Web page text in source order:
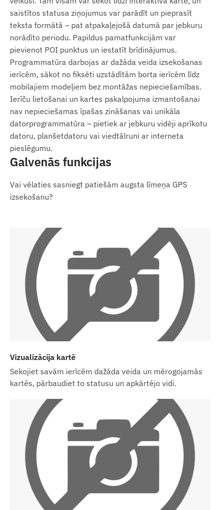
ierašanās noteiktā zonā (POI).
Iepakojuma saturs
TELTONIKA FMC150-E 4G LTE CANBUS GPS
Savienojuma kabelis
Lietošanas pamācība
Lietošanas noteikumi
Ierīces normālai darbībai nepieciešams aktīvs
savienojums ar satelītu pozicionēšanas sistēmām
un mobilo sakaru operatoru tīklu. Tie nodrošina
vai centrālo sistēmu. Ierīce sazinās caur mobilo
Darbības reģions
4G: Eiropa, Tuvie Austrumi, Āzija, Klusā okeāna
reģions
2G: Pasaule
Iegādes iespējas
Ja pērkat tikai ierīci (bez programmatūras
abonementa), mēs to nododam ar rūpnīcas
iestatījumiem. Jums pašiem ir jārūpējas par
darbībai nepieciešamo SIM karti, tās
iestatījumiem un kartes uzturēšanu
(papildināšana, ikgadējā datu saskaņošana).
Ja kopā ar ierīci iegādājaties arī
programmatūras abonementu, bet ne SIM karti,
mēs nodosim ierīci jau reģistrētu mūsu
programmatūrā un gatavu darbam. Tomēr SIM
kartes iegāde, iestatīšana un uzturēšana
joprojām ir jūsu ziņā.
Ja kopā ar ierīci un programmatūras
abonementu pērkat arī SIM karti no mums, mēs
nodosim ierīci un SIM karti gatavu darbam ar
saistītos statusa ziņojumus var parādīt un pieprasīt
teksta formātā – pat atpakaļejošā datumā par jebkuru
norādīto periodu. Papildus pamatfunkcijām var
pievienot POI punktus un iestatīt brīdinājumus.
Programmatūra darbojas ar dažāda veida izsekošanas
ierīcēm, sākot no fiksēti uzstādītām borta ierīcēm līdz
mobilajiem modeļiem bez montāžas nepieciešamības.
Ierīču lietošanai un kartes pakalpojuma izmantošanai
nav nepieciešamas īpašas zināšanas vai unikāla
datorprogrammatūra – pietiek ar jebkuru vidēji aprīkotu
datoru, planšetdatoru vai viedtālruni ar interneta
pieslēgumu.
Galvenās funkcijas
Vai vēlaties sasniegt patiešām augsta līmeņa GPS
izsekošanu?
Vizualizācija kartē
Sekojiet savām ierīcēm dažāda veida un mērogojamās
kartēs, pārbaudiet to statusu un apkārtējo vidi.